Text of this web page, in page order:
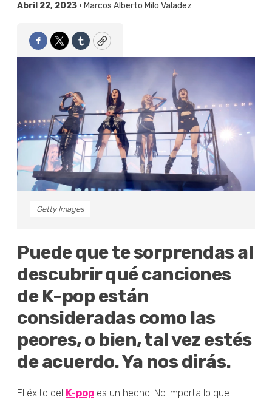
Abril 22, 2023 • Marcos Alberto Milo Valadez
Facebook
TwitterTumblrCopy
Getty Images
Puede que te sorprendas al
descubrir qué canciones
de K-pop están
consideradas como las
peores, o bien, tal vez estés
de acuerdo. Ya nos dirás.
El éxito del K-pop es un hecho. No importa lo que